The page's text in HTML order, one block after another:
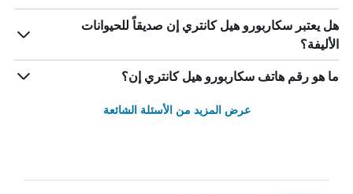
هل يعتبر سكاربورو هيل كانتري إن صديقاً للحيوانات
الأليفة؟
ما هو رقم هاتف سكاربورو هيل كانتري إن؟
عرض المزيد من الأسئلة الشائعة